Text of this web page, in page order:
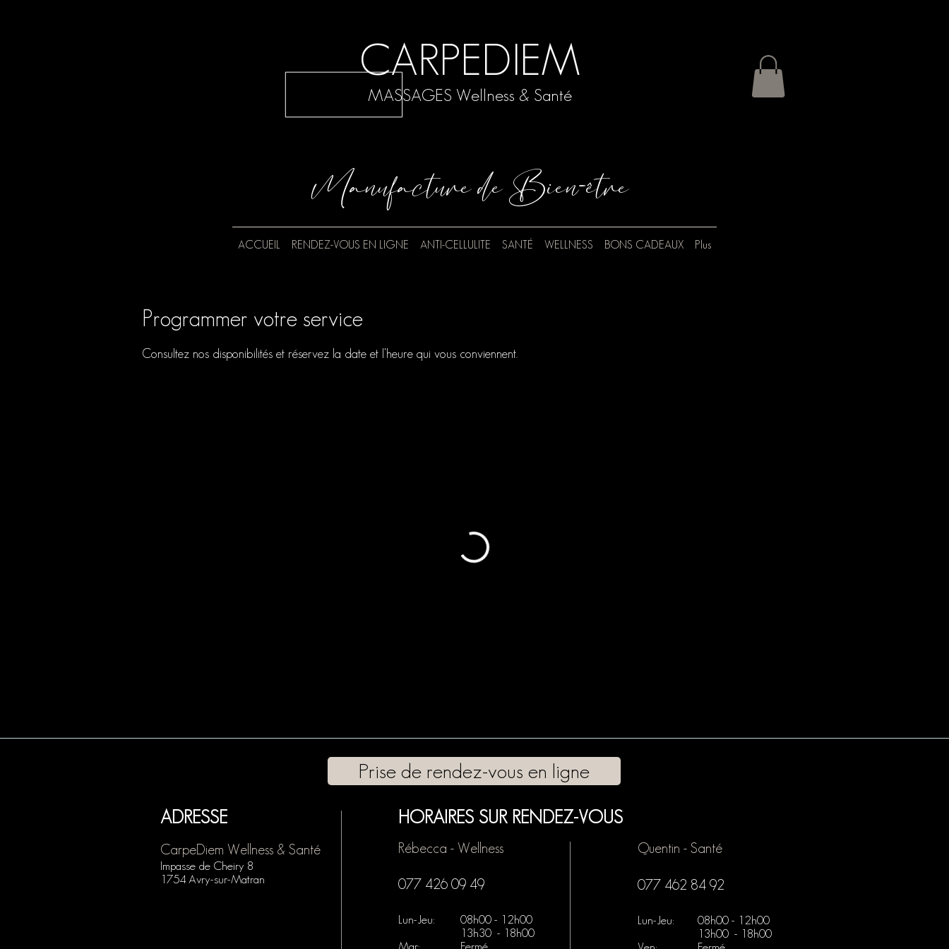
MASSAGES Wellness & Santé
CARPEDIEM
Manufacture de Bien-être
ACCUEIL RENDEZ-VOUS EN LIGNE ANTI-CELLULITE SANTÉ WELLNESS BONS CADEAUX Plus
Programmer votre service
Consultez nos disponibilités et réservez la date et l'heure qui vous conviennent.
ADRESSE
CarpeDiem Wellness & Santé
Impasse de Cheiry 8
1754 Avry-sur-Matran
HORAIRES SUR RENDEZ-VOUS
Rébecca - Wellness
077 426 09 49
Lun-Jeu:
Mar:
08h00 - 12h00
13h30 - 18h00
Fermé
Quentin - Santé
077 462 84 92
Lun-Jeu:
08h00 - 12h00
13h00 - 18h00
Prise de rendez-vous en ligne